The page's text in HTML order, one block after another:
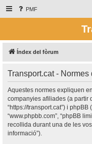
PMF
Índex del fòrum
Transport.cat - Normes
Aquestes normes expliquen
companyies afiliades (a partir
“https://transport.cat”) i phpBB
“www.phpbb.com”, “phpBB
recollida durant una de les
informació”).